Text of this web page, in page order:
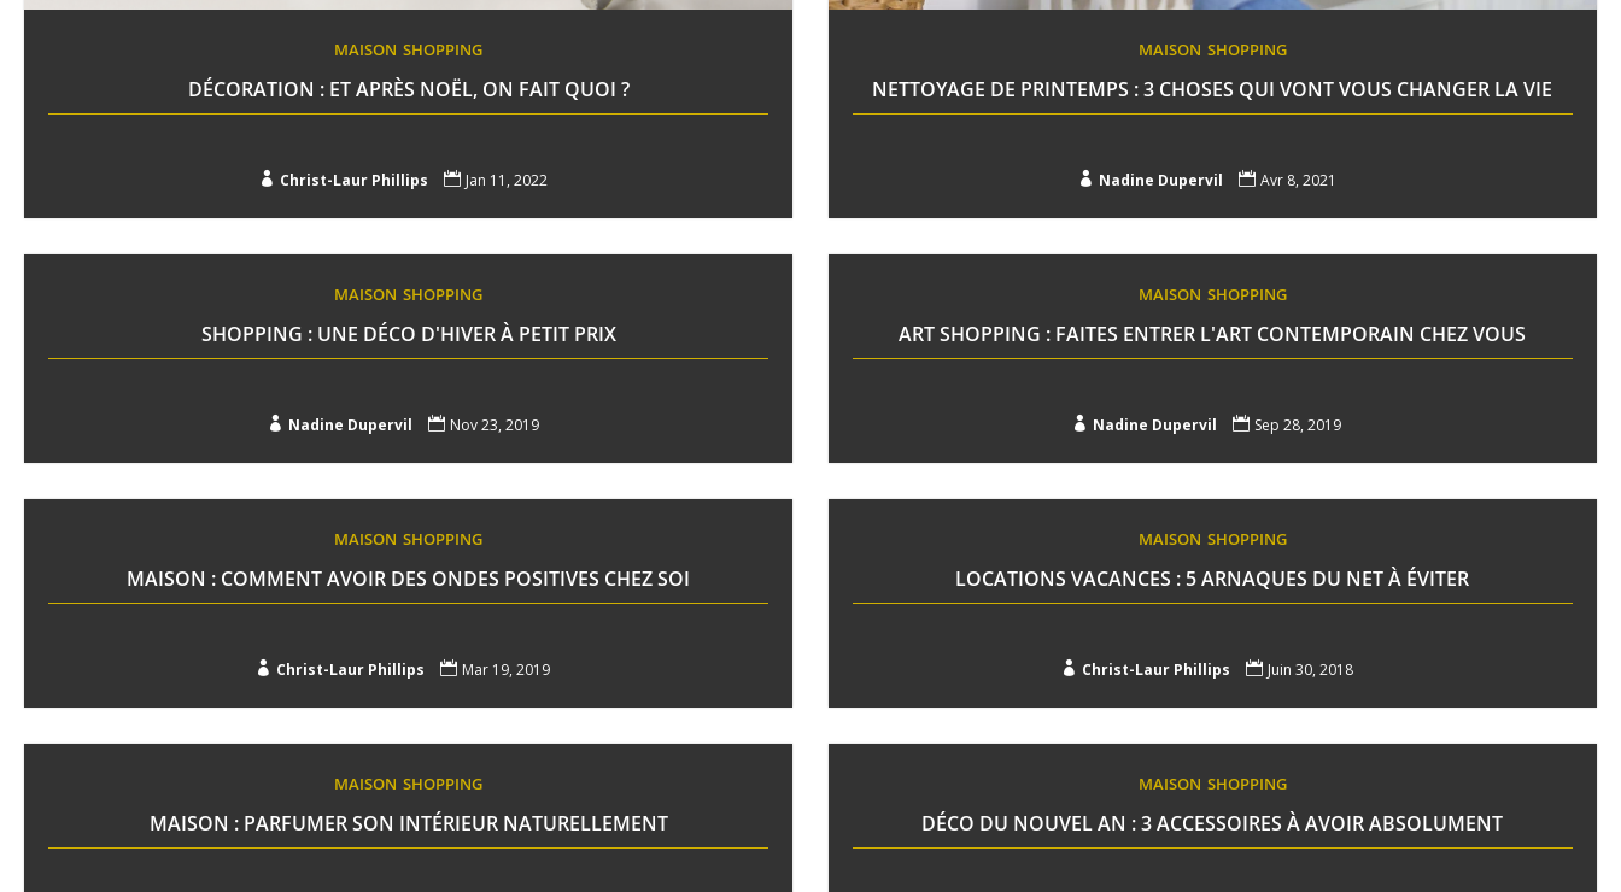
MAISON SHOPPING
DÉCORATION : ET APRÈS NOËL, ON FAIT QUOI ?
 Christ-Laur Phillips  Jan 11, 2022
MAISON SHOPPING
NETTOYAGE DE PRINTEMPS : 3 CHOSES QUI VONT VOUS CHANGER LA VIE
 Nadine Dupervil  Avr 8, 2021
MAISON SHOPPING
SHOPPING : UNE DÉCO D'HIVER À PETIT PRIX
 Nadine Dupervil  Nov 23, 2019
MAISON SHOPPING
ART SHOPPING : FAITES ENTRER L'ART CONTEMPORAIN CHEZ VOUS
 Nadine Dupervil  Sep 28, 2019
MAISON SHOPPING
MAISON : COMMENT AVOIR DES ONDES POSITIVES CHEZ SOI
 Christ-Laur Phillips  Mar 19, 2019
MAISON SHOPPING
LOCATIONS VACANCES : 5 ARNAQUES DU NET À ÉVITER
 Christ-Laur Phillips  Juin 30, 2018
MAISON SHOPPING
MAISON : PARFUMER SON INTÉRIEUR NATURELLEMENT
MAISON SHOPPING
DÉCO DU NOUVEL AN : 3 ACCESSOIRES À AVOIR ABSOLUMENT